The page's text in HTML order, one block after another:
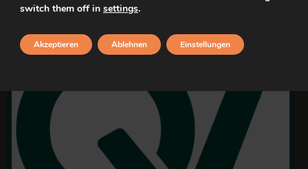
switch them off in settings.
Akzeptieren Ablehnen Einstellungen